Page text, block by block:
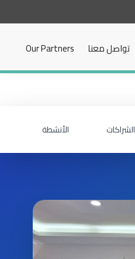
تواصل معنا Our Partners
الشراكات الأنشطة